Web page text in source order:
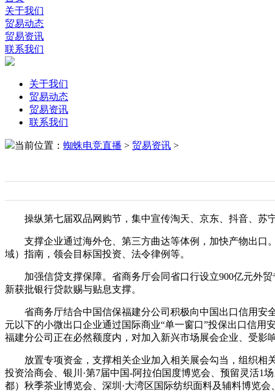
关于我们
贸易动态
贸易资讯
联系我们
关于我们
贸易动态
贸易资讯
联系我们
当前位置： 蜘蛛电竞直播 > 贸易资讯 >
操纵第七届双品网购节，集中宣传淘天、京东、抖音、苏宁
支撑企业通过海外仓、第三方曲达等体例，加快产物出口。
域）指南，领会目标国投资、法令律例等。
加强信贷支撑保障。省商务厅会同省口行设立900亿元外贸
新获批银行贷款赐与贴息支撑。
省商务厅结合中国信保福建分公司积极向中国出口信用安全
元以下的小微出口企业通过国际商业“单一窗口”投保出口信用
福建分公司正在必然额度内，对加入新兴市场展会企业、受影
放置专项资金，支撑相关企业加入相关展会勾当，组织相关
投资洽商会、银川·第7届中国-阿拉伯国度博览会、预留灵活1
都）秋季茶业博览会、深圳·大湾区国际纺织面料及辅料博览会